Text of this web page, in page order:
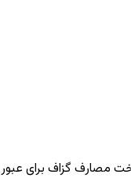
مصارف گزاف برای